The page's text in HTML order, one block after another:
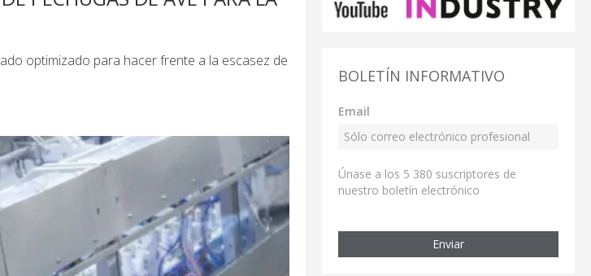
optimizado para hacer frente a la escasez de
BOLETÍN INFORMATIVO
Email
Únase a los 5 380 suscriptores de
nuestro boletín electrónico
Enviar